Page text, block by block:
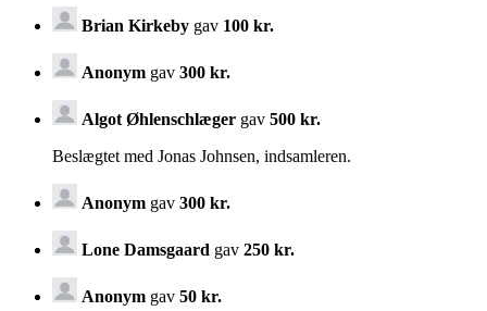
Brian Kirkeby gav 100 kr.
Anonym gav 300 kr.
Algot Øhlenschlæger gav 500 kr.
Beslægtet med Jonas Johnsen, indsamleren.
Anonym gav 300 kr.
Lone Damsgaard gav 250 kr.
Anonym gav 50 kr.